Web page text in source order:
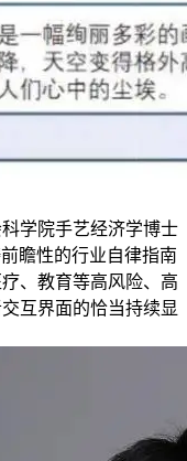
学院手艺经济学博士
瞻性的行业自律指南
、教育等高风险、高
互界面的恰当持续显